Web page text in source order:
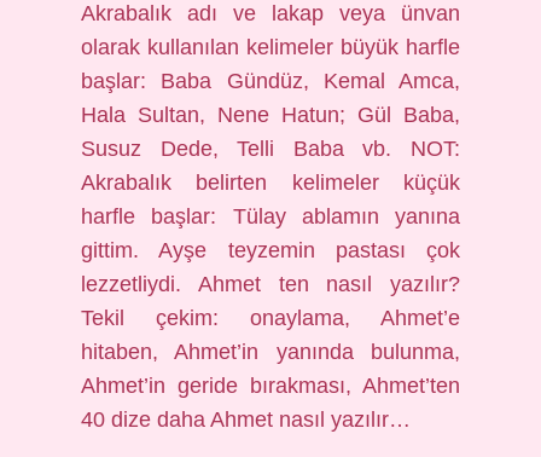
Akrabalık adı ve lakap veya ünvan
olarak kullanılan kelimeler büyük harfle
başlar: Baba Gündüz, Kemal Amca,
Hala Sultan, Nene Hatun; Gül Baba,
Susuz Dede, Telli Baba vb. NOT:
Akrabalık belirten kelimeler küçük
harfle başlar: Tülay ablamın yanına
gittim. Ayşe teyzemin pastası çok
lezzetliydi. Ahmet ten nasıl yazılır?
Tekil çekim: onaylama, Ahmet’e
hitaben, Ahmet’in yanında bulunma,
Ahmet’in geride bırakması, Ahmet’ten
40 dize daha Ahmet nasıl yazılır…